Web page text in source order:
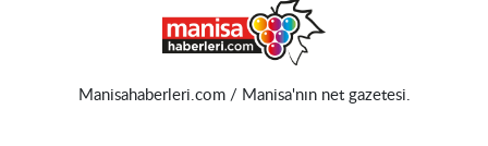
Manisahaberleri.com / Manisa'nın net gazetesi.